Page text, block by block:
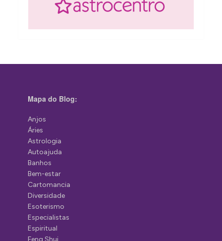
Mapa do Blog:
Anjos
Áries
Astrologia
Autoajuda
Banhos
Bem-estar
Cartomancia
Diversidade
Esoterismo
Especialistas
Espiritual
Feng Shui